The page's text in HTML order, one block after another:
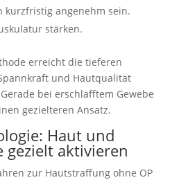
kurzfristig angenehm sein.
stärken.
erreicht die tieferen
und Hautqualität
bei erschlafftem Gewebe
gezielteren Ansatz.
Haut und
gezielt aktivieren
zur Hautstraffung ohne OP